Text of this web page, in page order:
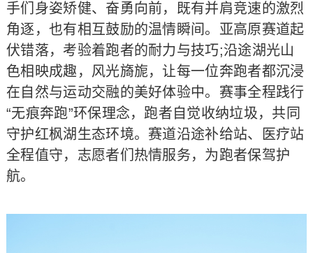
手们身姿矫健、奋勇向前，既有并肩竞速的激烈
角逐，也有相互鼓励的温情瞬间。亚高原赛道起
伏错落，考验着跑者的耐力与技巧;沿途湖光山
色相映成趣，风光旖旎，让每一位奔跑者都沉浸
在自然与运动交融的美好体验中。赛事全程践行
“无痕奔跑”环保理念，跑者自觉收纳垃圾，共同
守护红枫湖生态环境。赛道沿途补给站、医疗站
全程值守，志愿者们热情服务，为跑者保驾护
航。